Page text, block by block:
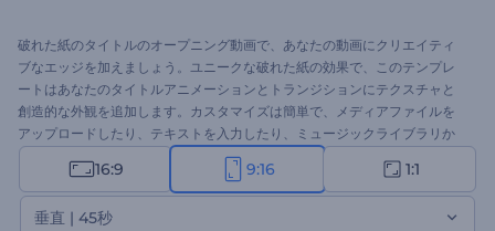
破れた紙のタイトルのオープニング動画で、あなたの動画にクリエイティ
ブなエッジを加えましょう。ユニークな破れた紙の効果で、このテンプレ
ートはあなたのタイトルアニメーションとトランジションにテクスチャと
創造的な外観を追加します。カスタマイズは簡単で、メディアファイルを
アップロードしたり、テキストを入力したり、ミュージックライブラリか
らBGMを選んだり、ナレーションを挿入したりできます。クリエイティブ
なプロジェクト、イベントのオープニング、プロモーションビデオ、ソー
シャルメディアへの投稿などに最適です。今すぐ破れた紙のタイトルのオ
ープニング動画を使ってインパクトのあるイントロを作成しましょう！
16:9 9:16 1:1
垂直 | 45秒